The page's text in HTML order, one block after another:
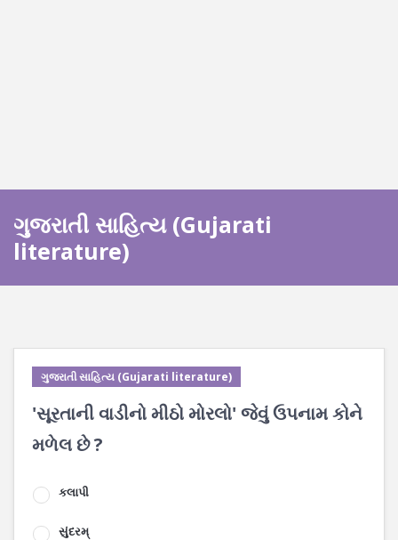
ગુજરાતી સાહિત્ય (Gujarati
literature)
ગુજરાતી સાહિત્ય (Gujarati literature)
'સૂરતાની વાડીનો મીઠો મોરલો' જેવું ઉપનામ કોને
મળેલ છે ?
કલાપી
સુંદરમ્